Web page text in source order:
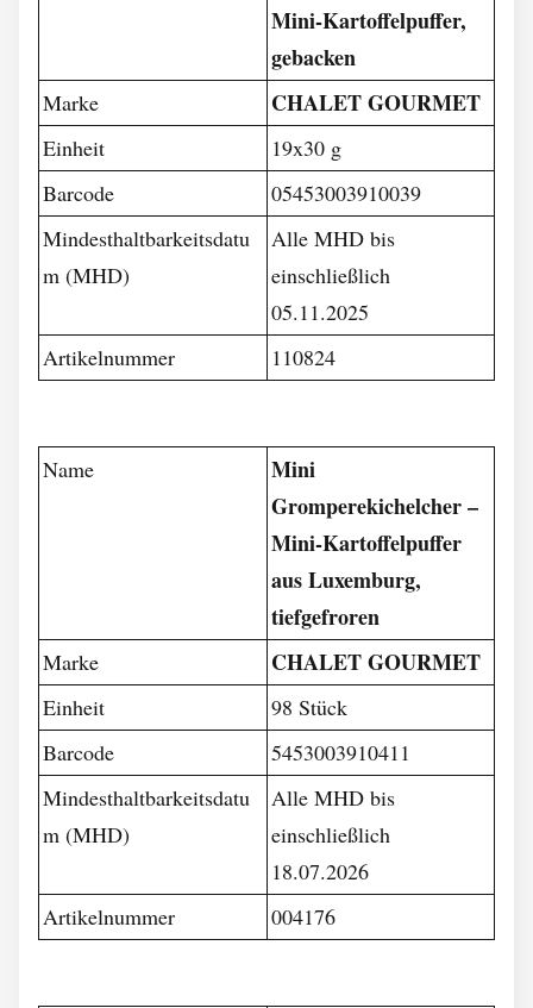
Mini-Kartoffelpuffer,
gebacken
Marke CHALET GOURMET
Einheit
19x30 g
Barcode
05453003910039
Mindesthaltbarkeitsdatu
m (MHD)
Alle MHD bis
einschließlich
05.11.2025
Artikelnummer
110824
Name
Mini
Gromperekichelcher –
Mini-Kartoffelpuffer
aus Luxemburg,
tiefgefroren
Marke CHALET GOURMET
Einheit
98 Stück
Barcode
5453003910411
Mindesthaltbarkeitsdatu
m (MHD)
Alle MHD bis
einschließlich
18.07.2026
Artikelnummer
004176